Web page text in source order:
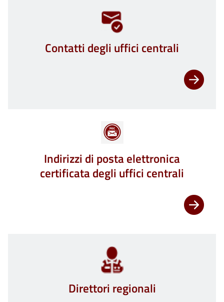
Contatti degli uffici centrali
Indirizzi di posta elettronica
certificata degli uffici centrali
Direttori regionali